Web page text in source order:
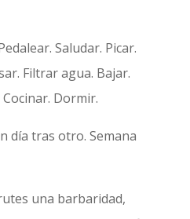
Saludar. Picar.
Filtrar agua. Bajar.
Dormir.
día tras otro. Semana
una barbaridad,